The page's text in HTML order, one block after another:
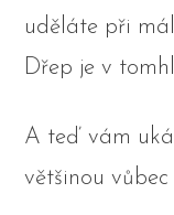
uděláte při
Dřep je v
A teď vám
většinou vůbec